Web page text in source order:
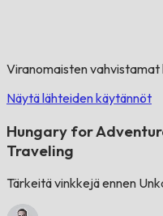
Viranomaisten
Näytä lähteiden käytännöt
Hungary for
Traveling
Tärkeitä vinkkejä ennen